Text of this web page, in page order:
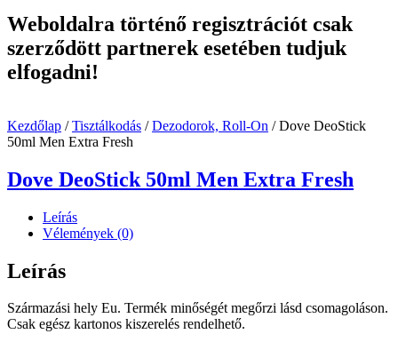
Weboldalra történő regisztrációt csak
szerződött partnerek esetében tudjuk
elfogadni!
Kezdőlap /Tisztálkodás /Dezodorok, Roll-On / Dove DeoStick
50ml Men Extra Fresh
Dove DeoStick 50ml Men Extra Fresh
Leírás
Vélemények (0)
Leírás
Származási hely Eu. Termék minőségét megőrzi lásd csomagoláson.
Csak egész kartonos kiszerelés rendelhető.